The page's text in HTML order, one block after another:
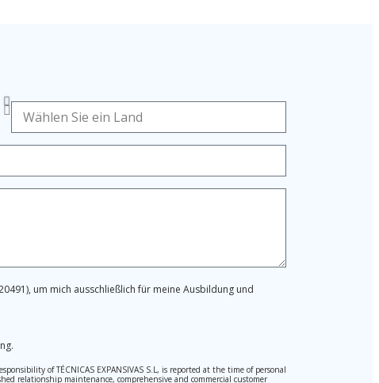
um mich ausschließlich für meine Ausbildung und
of TÉCNICAS EXPANSIVAS S.L, is reported at the time of personal
relationship maintenance, comprehensive and commercial customer